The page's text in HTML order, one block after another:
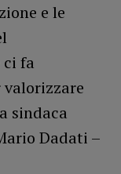
e le
ci fa
sindaca
Dadati –